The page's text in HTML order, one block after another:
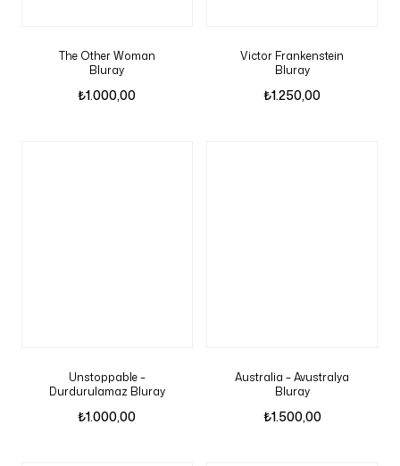
The Other Woman
Bluray
₺1.000,00
Victor Frankenstein
Bluray
₺1.250,00
Unstoppable –
Durdurulamaz Bluray
₺1.000,00
Australia – Avustralya
Bluray
₺1.500,00